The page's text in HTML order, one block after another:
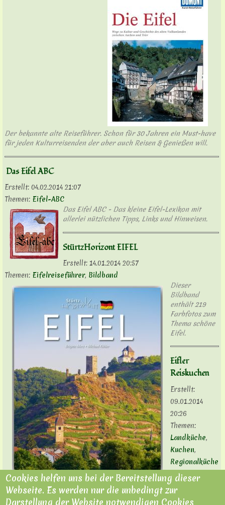
Der bekannte alte Reiseführer. Schon für 30 Jahren ein Must-have
für jeden Kulturreisenden der aber auch Reisen & Genießen will.
Das Eifel ABC
Erstellt: 04.02.2014 21:07
Themen: Eifel-ABC
Das Eifel ABC - Das kleine Eifel-Lexikon mit
allerlei nützlichen Tipps, Links und Hinweisen.
StürtzHorizont EIFEL
Erstellt: 14.01.2014 20:57
Themen: Eifelreiseführer, Bildband
Dieser
Bildband
enthält 219
Farbfotos zum
Thema schöne
Eifel.
Eifler
Reiskuchen
Erstellt:
09.01.2014
20:26
Themen:
Landküche,
Kuchen,
Regionalküche
Cookies helfen uns bei der Bereitstellung dieser
Webseite. Es werden nur die unbedingt zur
Darstellung der Website notwendigen Cookies